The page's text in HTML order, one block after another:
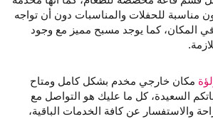
مناسبة للحفلات والمناسبات دون أن تواجه
المكان، كما يوجد مسبح مميز مع وجود
مكان خارجي مخدم بشكل كامل ومتاح
السعيدة، كل ما عليك هو التواصل مع
والاستفسار عن كافة الخدمات الباقية،